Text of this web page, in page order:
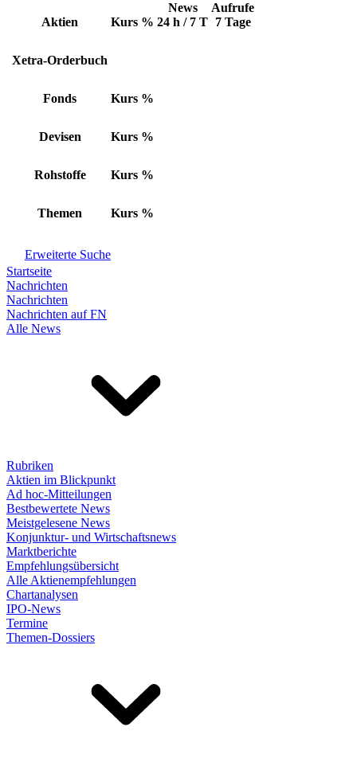
Aktien Kurs %
News
24 h / 7 T
Aufrufe
7 Tage
Xetra-Orderbuch
Fonds Kurs %
Devisen Kurs %
Rohstoffe Kurs %
Themen Kurs %
Erweiterte Suche
Startseite
Nachrichten
Nachrichten
Nachrichten auf FN
Alle News
Rubriken
Aktien im Blickpunkt
Ad hoc-Mitteilungen
Bestbewertete News
Meistgelesene News
Konjunktur- und Wirtschaftsnews
Marktberichte
Empfehlungsübersicht
Alle Aktienempfehlungen
Chartanalysen
IPO-News
Termine
Themen-Dossiers